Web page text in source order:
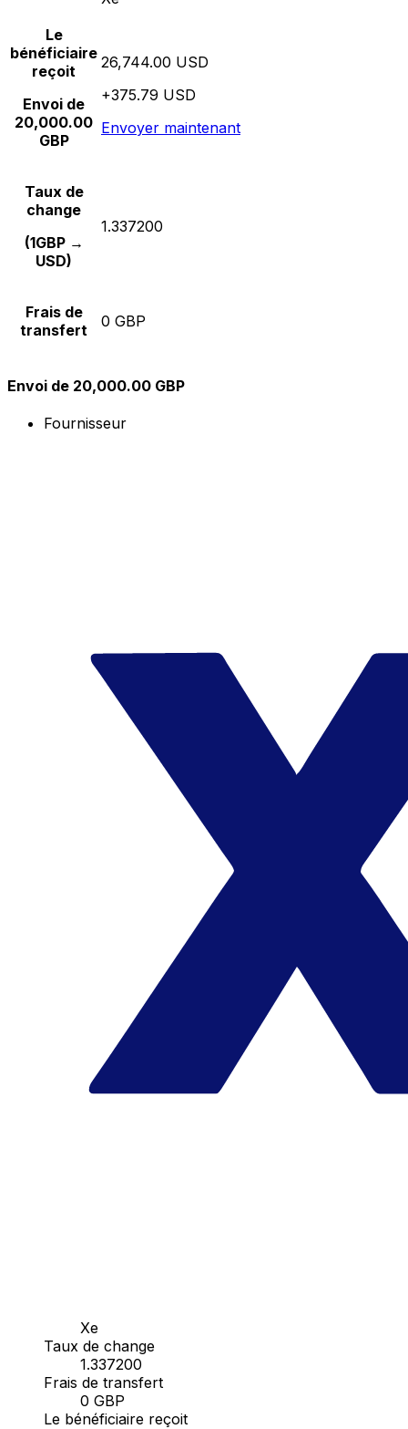
Le
bénéficiaire
reçoit
Envoi de
20,000.00
GBP
26,744.00 USD
+375.79 USD
Envoyer maintenant
Taux de
change
(1GBP →
USD)
1.337200
Frais de
transfert
0 GBP
Envoi de 20,000.00 GBP
Fournisseur
Xe
Taux de change
1.337200
Frais de transfert
0 GBP
Le bénéficiaire reçoit